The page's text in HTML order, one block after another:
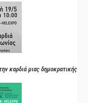
καρδιά μιας δημοκρατικής